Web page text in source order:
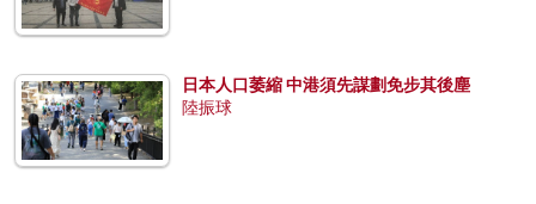
日本人口萎縮 中港須先謀劃免步其後塵
陸振球